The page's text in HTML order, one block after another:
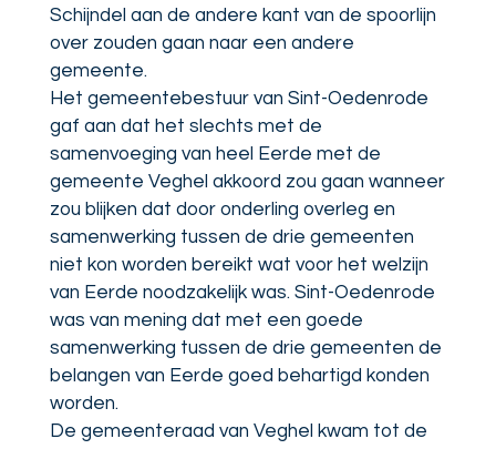
Schijndel aan de andere kant van de spoorlijn
over zouden gaan naar een andere
gemeente.
Het gemeentebestuur van Sint-Oedenrode
gaf aan dat het slechts met de
samenvoeging van heel Eerde met de
gemeente Veghel akkoord zou gaan wanneer
zou blijken dat door onderling overleg en
samenwerking tussen de drie gemeenten
niet kon worden bereikt wat voor het welzijn
van Eerde noodzakelijk was. Sint-Oedenrode
was van mening dat met een goede
samenwerking tussen de drie gemeenten de
belangen van Eerde goed behartigd konden
worden.
De gemeenteraad van Veghel kwam tot de